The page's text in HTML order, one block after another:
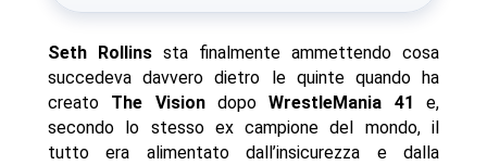
Seth Rollinssta finalmente ammettendo cosa
succedeva davvero dietro le quinte quando ha
creatoThe VisiondopoWrestleMania 41
e,
secondo lo stesso ex campione del mondo, il
tutto era alimentato dall’insicurezza e dalla